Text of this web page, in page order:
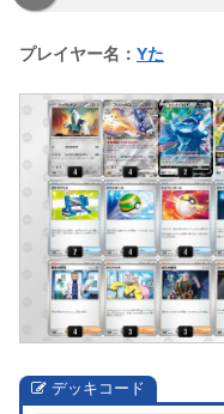
プレイヤー名： Yた
デッキコード